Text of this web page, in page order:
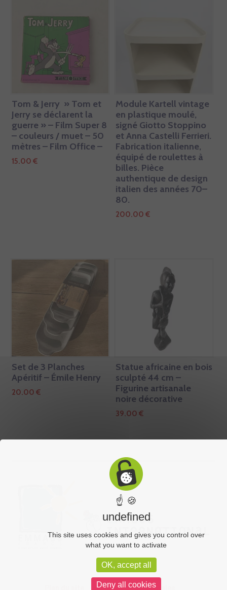
Tom & Jerry » Tom et
Jerry se déclarent la
guerre » – Film Super 8
– couleurs / muet – 50
mètres – Film Office –
15.00 €
Module Kartell vintage
en plastique moulé,
signé Giotto Stoppino
et Anna Castelli Ferrieri.
Fabrication italienne,
équipé de roulettes à
billes. Pièce
authentique de design
italien des années 70–
80.
200.00 €
Set de 3 Planches
Apéritif – Émile Henry
20.00 €
Statue africaine en bois
sculpté 44 cm –
Figurine artisanale
noire décorative
39.00 €
CGV Mentions légales
☝ 🍪
undefined
This site uses cookies and gives you control over
what you want to activate
OK, accept all
Deny all cookies